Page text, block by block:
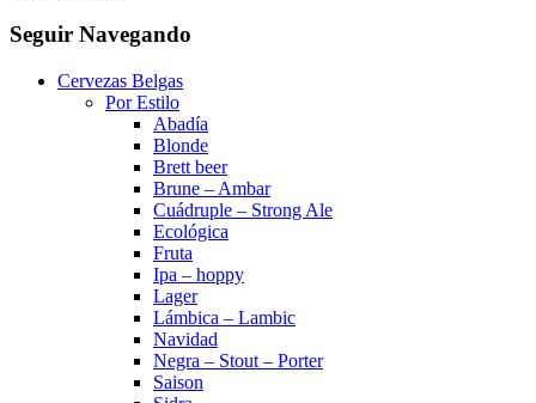
Seguir Navegando
Cervezas Belgas
Por Estilo
Abadía
Blonde
Brett beer
Brune – Ambar
Cuádruple – Strong Ale
Ecológica
Fruta
Ipa – hoppy
Lager
Lámbica – Lambic
Navidad
Negra – Stout – Porter
Saison